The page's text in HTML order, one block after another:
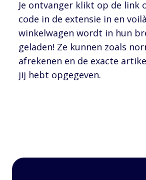
Je ontvanger klikt op de link
code in de extensie in en
winkelwagen wordt in hun
geladen! Ze kunnen zoals
afrekenen en de exacte
jij hebt opgegeven.